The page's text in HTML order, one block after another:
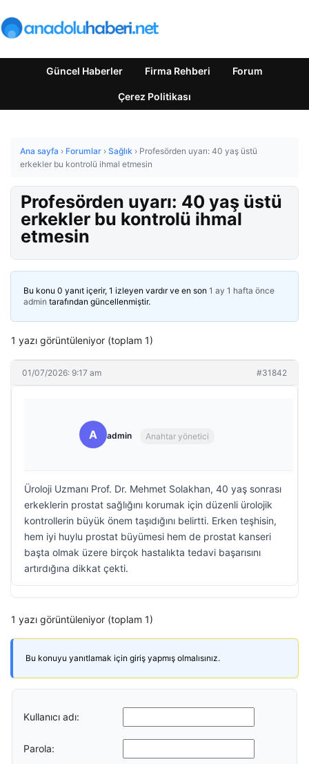
Güncel Haberler Firma Rehberi Forum
Çerez Politikası
Ana sayfa › Forumlar › Sağlık › Profesörden uyarı: 40 yaş üstü
erkekler bu kontrolü ihmal etmesin
Profesörden uyarı: 40 yaş üstü
erkekler bu kontrolü ihmal
etmesin
Bu konu 0 yanıt içerir, 1 izleyen vardır ve en son 1 ay 1 hafta önce
admin tarafından güncellenmiştir.
1 yazı görüntüleniyor (toplam 1)
01/07/2026: 9:17 am #31842
A admin Anahtar yönetici
Üroloji Uzmanı Prof. Dr. Mehmet Solakhan, 40 yaş sonrası
erkeklerin prostat sağlığını korumak için düzenli ürolojik
kontrollerin büyük önem taşıdığını belirtti. Erken teşhisin,
hem iyi huylu prostat büyümesi hem de prostat kanseri
başta olmak üzere birçok hastalıkta tedavi başarısını
artırdığına dikkat çekti.
1 yazı görüntüleniyor (toplam 1)
Bu konuyu yanıtlamak için giriş yapmış olmalısınız.
Kullanıcı adı:
Parola: